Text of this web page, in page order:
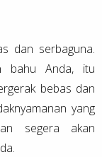
dan serbaguna.
bahu Anda, itu
bebas dan
yang
segera akan